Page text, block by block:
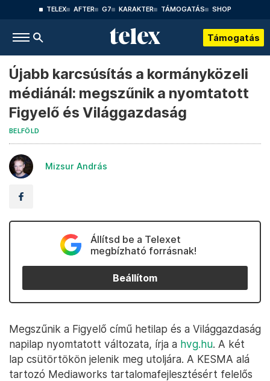
TELEX AFTER G7 KARAKTER TÁMOGATÁS SHOP
Támogatás
Újabb karcsúsítás a kormányközeli
médiánál: megszűnik a nyomtatott
Figyelő és Világgazdaság
BELFÖLD
Mizsur András
Állítsd be a Telexet
megbízható forrásnak!
Beállítom
Megszűnik a Figyelő című hetilap és a Világgazdaság
napilap nyomtatott változata, írja a hvg.hu. A két
lap csütörtökön jelenik meg utoljára. A KESMA alá
tartozó Mediaworks tartalomafejlesztésért felelős